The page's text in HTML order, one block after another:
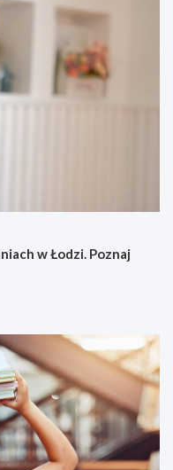
w Łodzi. Poznaj